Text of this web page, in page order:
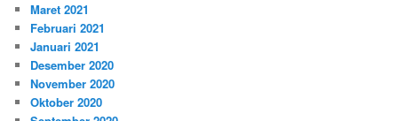
Maret 2021
Februari 2021
Januari 2021
Desember 2020
November 2020
Oktober 2020